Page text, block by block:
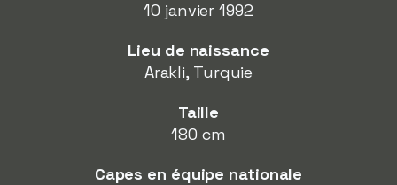
10 janvier 1992
Lieu de naissance
Arakli, Turquie
Taille
180 cm
Capes en équipe nationale